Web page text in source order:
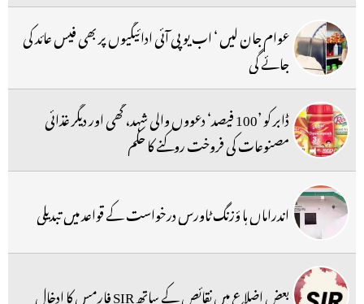
عوام جان لیں ‘ اب یو پی آئی ادائیگیوں پر بھی فیس عائد کی
جائے گی
ڈابر کو ’100 فیصد‘ دعووں والی شہد، گھی اور دیگر غذائی
مصنوعات کی فروخت روکنے کا حکم
اندراماں ہا ؤزنگ ٹاورس درخواست کے قواعد میں تبدیلی
بعض اضلاع میں نقائص کے ساتھ SIR فارمس کا ادخال